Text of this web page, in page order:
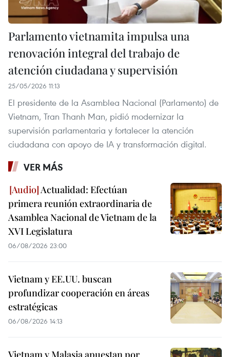
Parlamento vietnamita impulsa una
renovación integral del trabajo de
atención ciudadana y supervisión
25/05/2026 11:13
El presidente de la Asamblea Nacional (Parlamento) de
Vietnam, Tran Thanh Man, pidió modernizar la
supervisión parlamentaria y fortalecer la atención
ciudadana con apoyo de IA y transformación digital.
VER MÁS
Actualidad: Efectúan
primera reunión extraordinaria de
Asamblea Nacional de Vietnam de la
XVI Legislatura
06/08/2026 23:00
Vietnam y EE.UU. buscan
profundizar cooperación en áreas
estratégicas
06/08/2026 14:13